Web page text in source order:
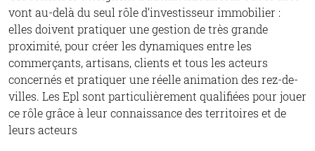
vont au-delà du seul rôle d’investisseur immobilier :
elles doivent pratiquer une gestion de très grande
proximité, pour créer les dynamiques entre les
commerçants, artisans, clients et tous les acteurs
concernés et pratiquer une réelle animation des rez-de-
villes. Les Epl sont particulièrement qualifiées pour jouer
ce rôle grâce à leur connaissance des territoires et de
leurs acteurs